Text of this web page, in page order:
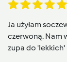
Ja użyłam
czerwoną. Nam
zupa do 'lekkich'